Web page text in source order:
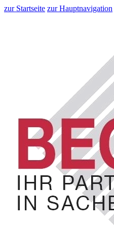
zur Startseite zur Hauptnavigation